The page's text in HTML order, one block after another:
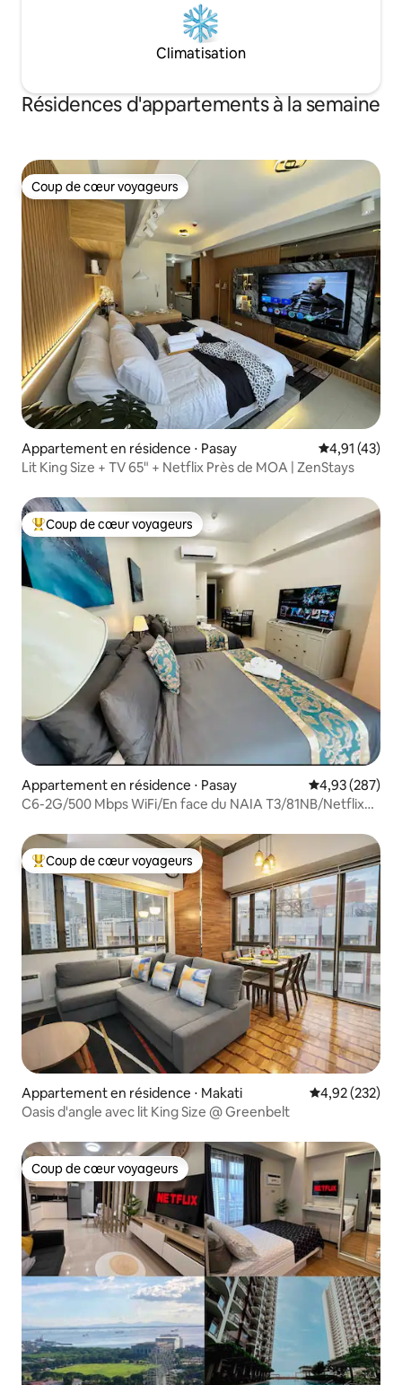
Climatisation
Résidences d'appartements à la semaine
Coup de cœur voyageurs
Coup de cœur voyageurs
Appartement en résidence ⋅ Pasay Évaluation
4,91 (43)
Lit King Size + TV 65" + Netflix Près de MOA | ZenStays
Coups de cœur voyageurs les plus appréciés
Coup de cœur voyageurs
Appartement en résidence ⋅ Pasay Évaluation
4,93 (287)
C6-2G/500 Mbps WiFi/En face du NAIA T3/81NB/Netflix
Coups de cœur voyageurs les plus appréciés
Coup de cœur voyageurs
Appartement en résidence ⋅ Makati Évaluation
4,92 (232)
Oasis d'angle avec lit King Size @ Greenbelt
Coup de cœur voyageurs
Coup de cœur voyageurs